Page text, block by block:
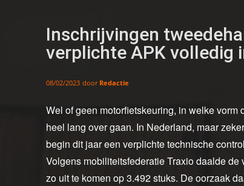
Inschrijvingen
verplichte APK volledig
08/02/2023 door Redactie
Wel of geen motorfietskeuring, in welke
heel lang over gaan. In Nederland, maar
begin dit jaar een verplichte technische
Volgens mobiliteitsfederatie Traxio daalde
zo uit te komen op 3.492 stuks. De oorzaak